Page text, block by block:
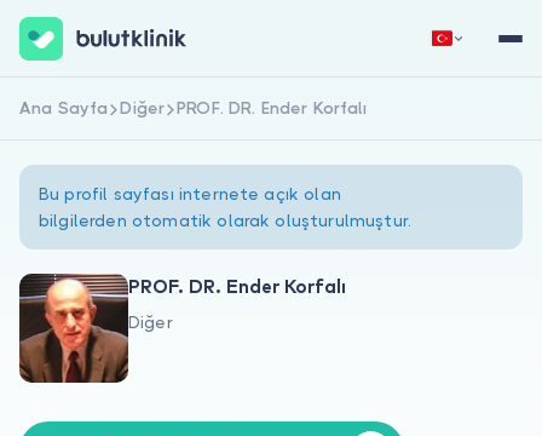
Hakkımızda
Hemen Kaydol Giriş Yap
Ana Sayfa Diğer PROF. DR. Ender Korfalı
Bu profil sayfası internete açık olan
bilgilerden otomatik olarak oluşturulmuştur.
PROF. DR. Ender Korfalı
Diğer